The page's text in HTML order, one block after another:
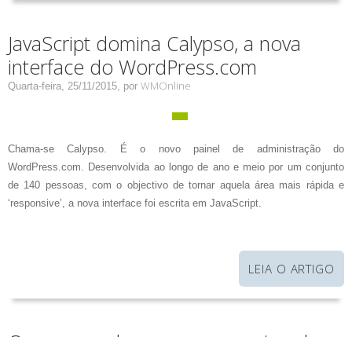
JavaScript domina Calypso, a nova
interface do WordPress.com
Quarta-feira, 25/11/2015, por WMOnline
Chama-se Calypso. É o novo painel de administração do
WordPress.com. Desenvolvida ao longo de ano e meio por um conjunto
de 140 pessoas, com o objectivo de tornar aquela área mais rápida e
‘responsive’, a nova interface foi escrita em JavaScript.
LEIA O ARTIGO